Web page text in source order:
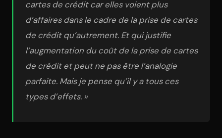
cartes de crédit car elles voient plus
d’affaires dans le cadre de la prise de cartes
de crédit qu’autrement. Et qui justifie
l’augmentation du coût de la prise de cartes
de crédit et peut ne pas être l’analogie
parfaite. Mais je pense qu’il y a tous ces
types d’effets. »